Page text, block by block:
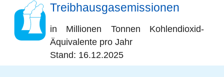
Treibhausgasemissionen
in Millionen Tonnen Kohlendioxid-
Äquivalente pro Jahr
Stand: 16.12.2025